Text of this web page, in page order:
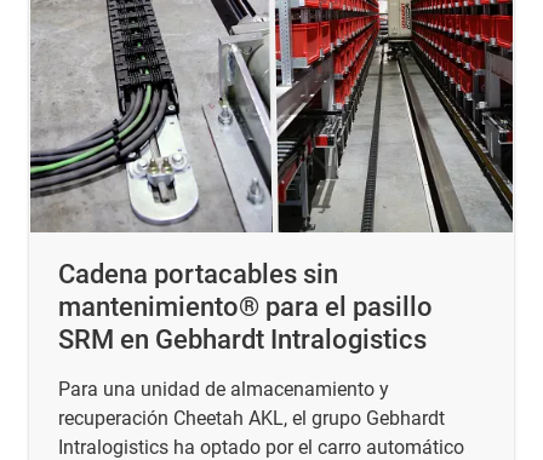
Cadena portacables sin
mantenimiento® para el pasillo
SRM en Gebhardt Intralogistics
Para una unidad de almacenamiento y
recuperación Cheetah AKL, el grupo Gebhardt
Intralogistics ha optado por el carro automático